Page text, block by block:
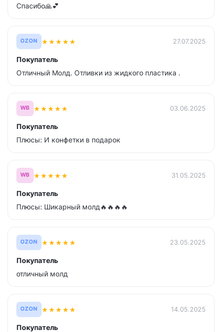
Спасибо🙏💕
OZON ★★★★★ 27.07.2025
Покупатель
Отличный Молд. Отливки из жидкого пластика .
WB ★★★★★ 03.06.2025
Покупатель
Плюсы: И конфетки в подарок
WB ★★★★★ 31.05.2025
Покупатель
Плюсы: Шикарный молд🔥🔥🔥🔥
OZON ★★★★★ 23.05.2025
Покупатель
отличный молд
OZON ★★★★★ 14.05.2025
Покупатель